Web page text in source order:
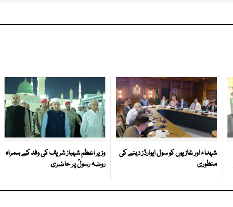
شہداء اور غازیوں کو سول ایوارڈز دینے کی
منظوری
وزیر اعظم شہباز شریف کی وفد کے ہمراہ
روضہ رسولؐ پر حاضری